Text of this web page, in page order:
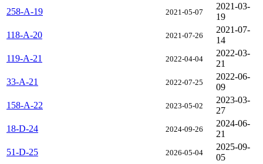
258-A-19
2021-05-07
2021-03-
19
118-A-20
2021-07-26
2021-07-
14
119-A-21
2022-04-04
2022-03-
21
33-A-21
2022-07-25
2022-06-
09
158-A-22
2023-05-02
2023-03-
27
18-D-24
2024-09-26
2024-06-
21
51-D-25
2026-05-04
2025-09-
05